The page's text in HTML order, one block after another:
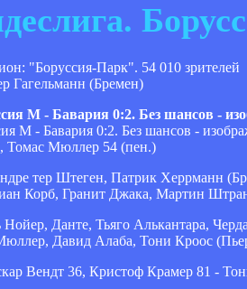
"Боруссия-Парк". 54 010 зрителей
Гагельманн (Бремен)
Томас Мюллер 54 (пен.)
тер Штеген, Патрик Херрманн
Корб, Гранит Джака, Мартин
Данте, Тьяго Алькантара,
Давид Алаба, Тони Кроос
Вендт 36, Кристоф Крамер 81 -